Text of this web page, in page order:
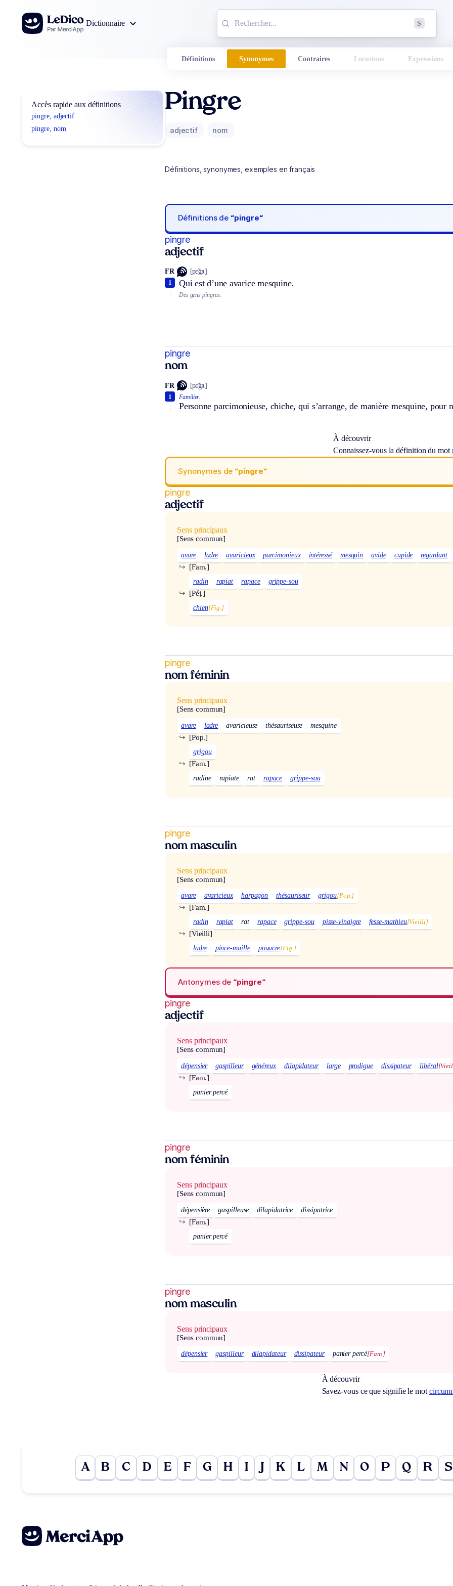
Aller au contenu
Dictionnaire
S
Définitions Synonymes Contraires Locutions Expressions
Accès rapide aux définitions
pingre, adjectif
pingre, nom
Pingre
adjectif nom
Définitions, synonymes, exemples en français
Définitions de “pingre“
pingre
adjectif
FR [pɛ̃gʀ]
Qui est d’une avarice mesquine.
1
Des gens pingres.
pingre
nom
FR [pɛ̃gʀ]
Familier.
Personne parcimonieuse, chiche, qui s’arrange, de manière mesquine, pour
1
À découvrir
Connaissez-vous la définition du mot
Synonymes de “pingre“
pingre
adjectif
Sens principaux
[Sens commun]
avare ladre avaricieux parcimonieux intéressé mesquin avide cupide regardant
[Fam.]
↪
radin rapiat rapace grippe-sou
[Péj.]
↪
chien[Fig.]
pingre
nom féminin
Sens principaux
[Sens commun]
avare ladre avaricieuse thésauriseuse mesquine
[Pop.]
↪
grigou
[Fam.]
↪
radine rapiate rat rapace grippe-sou
pingre
nom masculin
Sens principaux
[Sens commun]
avare avaricieux harpagon thésauriseur grigou[Pop.]
[Fam.]
↪
radin rapiat rat rapace grippe-sou pisse-vinaigre fesse-mathieu[Vieilli]
[Vieilli]
↪
ladre pince-maille pouacre[Fig.]
Antonymes de “pingre“
pingre
adjectif
Sens principaux
[Sens commun]
dépensier gaspilleur généreux dilapidateur large prodigue dissipateur libéral
[Fam.]
↪
panier percé
pingre
nom féminin
Sens principaux
[Sens commun]
dépensière gaspilleuse dilapidatrice dissipatrice
[Fam.]
↪
panier percé
pingre
nom masculin
Sens principaux
[Sens commun]
dépensier gaspilleur dilapidateur dissipateur panier percé[Fam.]
À découvrir
Savez-vous ce que signifie le mot
A B C D E F G H I J K L M N O P Q R S